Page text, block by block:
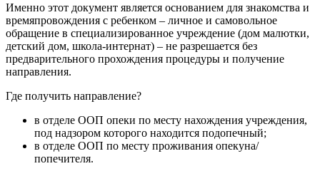
Именно этот документ является основанием для знакомства и
времяпровождения с ребенком – личное и самовольное
обращение в специализированное учреждение (дом малютки,
детский дом, школа-интернат) – не разрешается без
предварительного прохождения процедуры и получение
направления.
Где получить направление?
в отделе ООП опеки по месту нахождения учреждения,
под надзором которого находится подопечный;
в отделе ООП по месту проживания опекуна/
попечителя.